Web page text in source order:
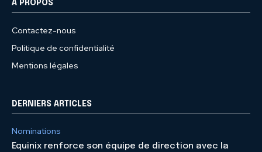
À PROPOS
Contactez-nous
Politique de confidentialité
Mentions légales
DERNIERS ARTICLES
Nominations
Equinix renforce son équipe de direction avec la